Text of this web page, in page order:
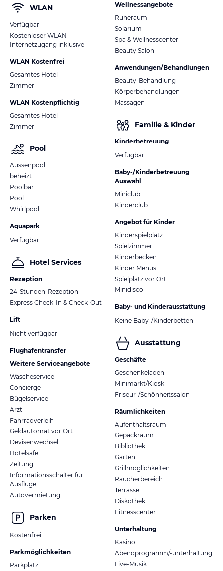
WLAN
Verfügbar
Kostenloser WLAN-
Internetzugang inklusive
WLAN Kostenfrei
Gesamtes Hotel
Zimmer
WLAN Kostenpflichtig
Gesamtes Hotel
Zimmer
Pool
Aussenpool
beheizt
Poolbar
Pool
Whirlpool
Aquapark
Verfügbar
Hotel Services
Rezeption
24-Stunden-Rezeption
Express Check-In & Check-Out
Lift
Nicht verfügbar
Flughafentransfer
Weitere Serviceangebote
Wäscheservice
Concierge
Bügelservice
Arzt
Fahrradverleih
Geldautomat vor Ort
Devisenwechsel
Hotelsafe
Zeitung
Informationsschalter für
Ausflüge
Autovermietung
Parken
Kostenfrei
Parkmöglichkeiten
Parkplatz
Wellnessangebote
Ruheraum
Solarium
Spa & Wellnesscenter
Beauty Salon
Anwendungen/Behandlungen
Beauty-Behandlung
Körperbehandlungen
Massagen
Familie & Kinder
Kinderbetreuung
Verfügbar
Baby-/Kinderbetreuung
Auswahl
Miniclub
Kinderclub
Angebot für Kinder
Kinderspielplatz
Spielzimmer
Kinderbecken
Kinder Menüs
Spielplatz vor Ort
Minidisco
Baby- und Kinderausstattung
Keine Baby-/Kinderbetten
Ausstattung
Geschäfte
Geschenkeladen
Minimarkt/Kiosk
Friseur-/Schönheitssalon
Räumlichkeiten
Aufenthaltsraum
Gepäckraum
Bibliothek
Garten
Grillmöglichkeiten
Raucherbereich
Terrasse
Diskothek
Fitnesscenter
Unterhaltung
Kasino
Abendprogramm/-unterhaltung
Live-Musik